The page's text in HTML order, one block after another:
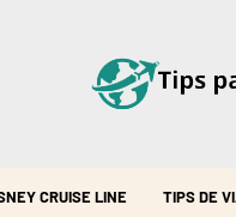
CRUISE LINE TIPS DE